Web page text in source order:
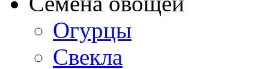
Огурцы
Свекла